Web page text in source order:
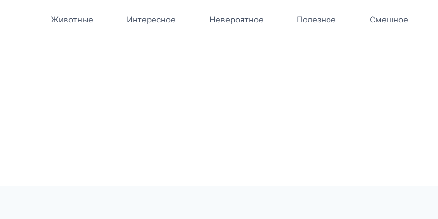
Животные Интересное Невероятное Полезное Смешное